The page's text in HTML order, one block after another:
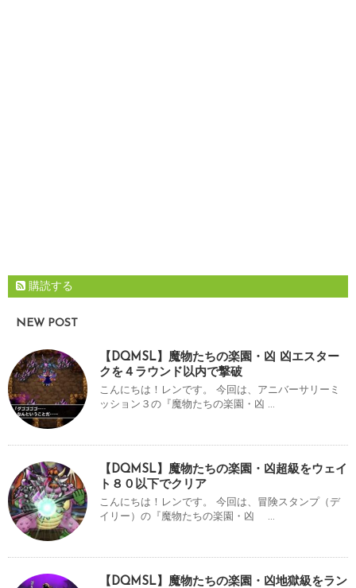
購読する
NEW POST
【DQMSL】魔物たちの楽園・凶 凶エスター
クを４ラウンド以内で撃破
こんにちは！レンです。 今回は、アニバーサリーミ
ッション３の『魔物たちの楽園・凶 ...
【DQMSL】魔物たちの楽園・凶超級をウェイ
ト８０以下でクリア
こんにちは！レンです。 今回は、冒険スタンプ（デ
イリー）の『魔物たちの楽園・凶 ...
【DQMSL】魔物たちの楽園・凶地獄級をラン